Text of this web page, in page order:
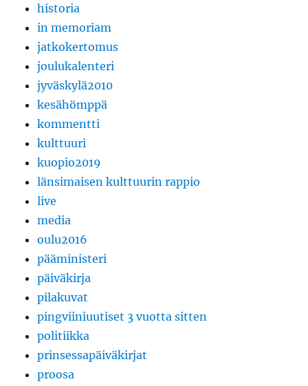
historia
in memoriam
jatkokertomus
joulukalenteri
jyväskylä2010
kesähömppä
kommentti
kulttuuri
kuopio2019
länsimaisen kulttuurin rappio
live
media
oulu2016
pääministeri
päiväkirja
pilakuvat
pingviiniuutiset 3 vuotta sitten
politiikka
prinsessapäiväkirjat
proosa